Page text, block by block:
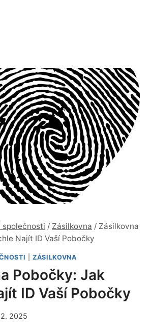
společnosti / Zásilkovna / Zásilkovna
Najít ID Vaší Pobočky
|ZÁSILKOVNA
Pobočky: Jak
ID Vaší Pobočky
2025